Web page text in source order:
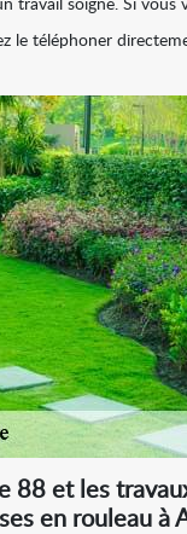
travail soigné. Si vous
le téléphoner
88 et les
en rouleau à